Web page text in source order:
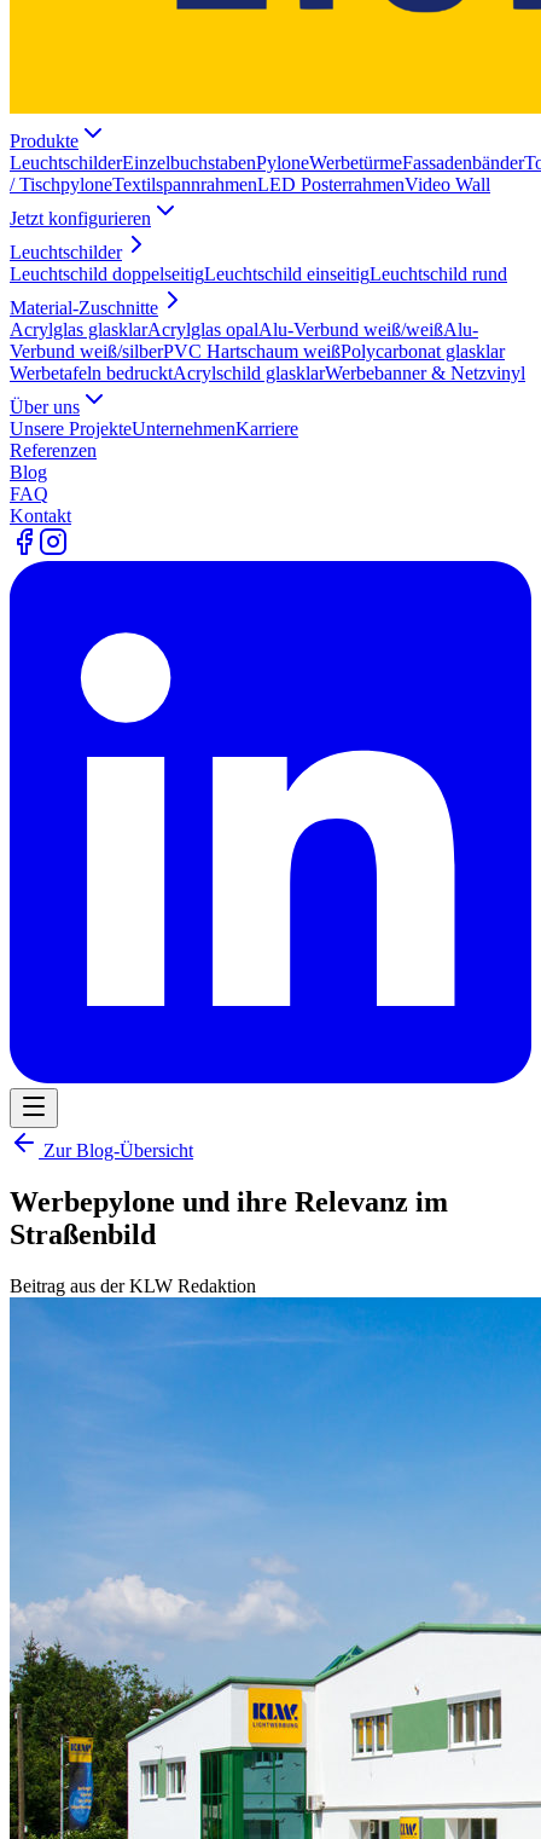
Produkte
LeuchtschilderEinzelbuchstabenPyloneWerbetürmeFassadenbänder
/ TischpyloneTextilspannrahmenLED PosterrahmenVideo Wall
Jetzt konfigurieren
Leuchtschilder
Leuchtschild doppelseitigLeuchtschild einseitigLeuchtschild rund
Material-Zuschnitte
Acrylglas glasklarAcrylglas opalAlu-Verbund weiß/weißAlu-
Verbund weiß/silberPVC Hartschaum weißPolycarbonat glasklar
Werbetafeln bedrucktAcrylschild glasklarWerbebanner & Netzvinyl
Über uns
Unsere ProjekteUnternehmenKarriere
Referenzen
Blog
FAQ
Kontakt
Zur Blog-Übersicht
Werbepylone und ihre Relevanz im
Straßenbild
Beitrag aus der KLW Redaktion